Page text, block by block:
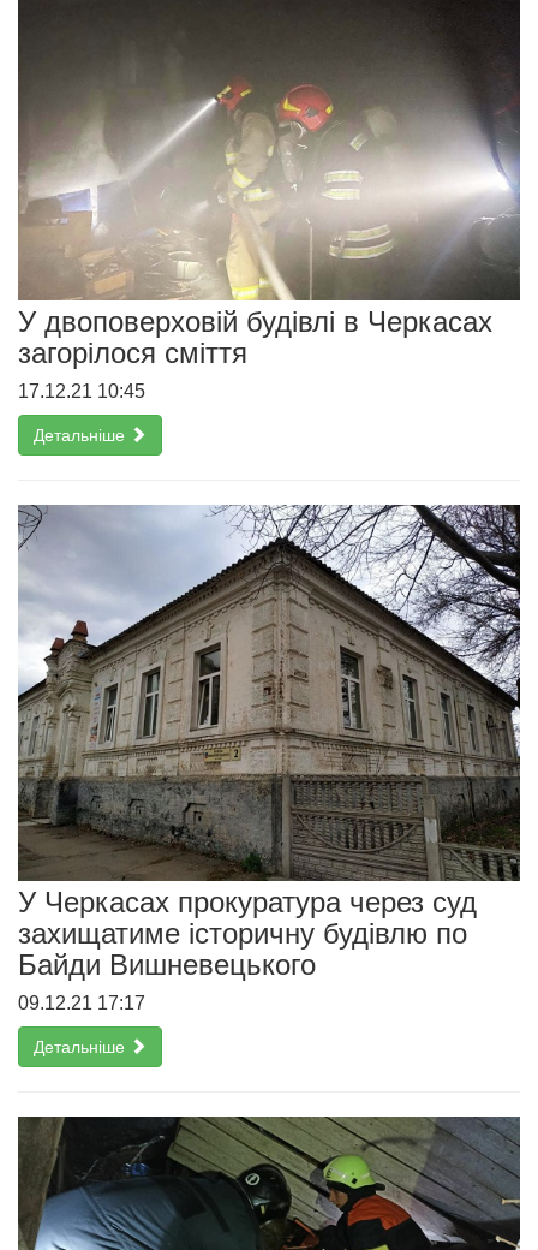
У двоповерховій будівлі в Черкасах
загорілося сміття
17.12.21 10:45
Детальніше
У Черкасах прокуратура через суд
захищатиме історичну будівлю по
Байди Вишневецького
09.12.21 17:17
Детальніше